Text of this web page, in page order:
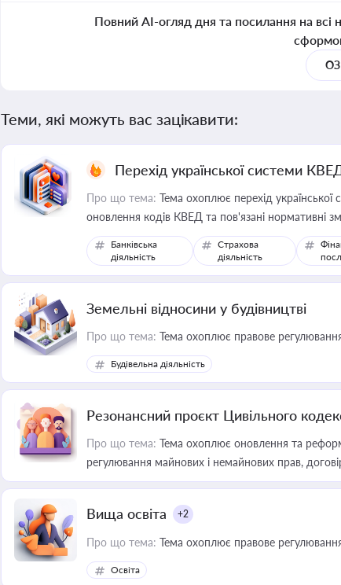
Повний AI-огляд дня та посилання на всі
Теми, які можуть вас зацікавити:
Перехід української системи
Про що тема: Тема охоплює перехід української
оновлення кодів КВЕД та пов'язані нормативні
Банківська
діяльність
Страхова
діяльність
Земельні відносини у будівництві
Про що тема: Тема охоплює правове регулювання
Будівельна діяльність
Резонансний проєкт Цивільного
Про що тема: Тема охоплює оновлення та
регулювання майнових і немайнових прав,
Вища освіта +2
Про що тема: Тема охоплює правове регулювання
Освіта